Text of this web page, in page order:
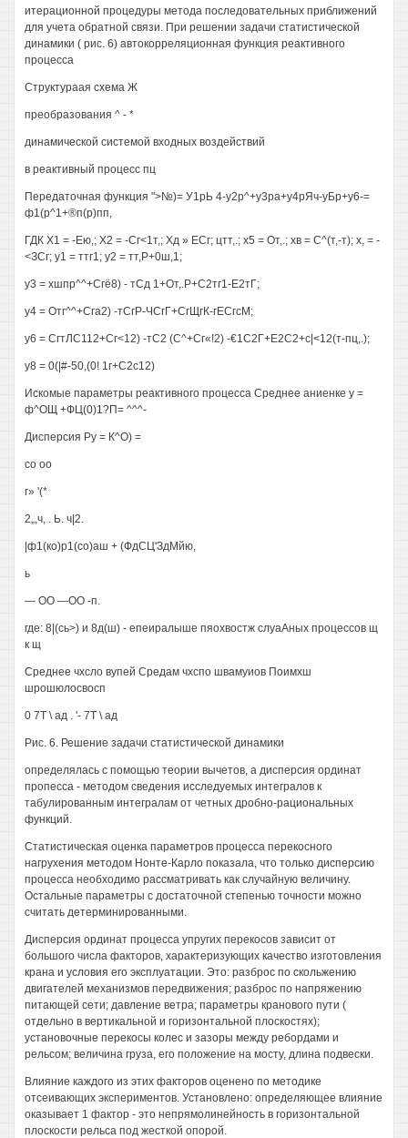
итерационной процедуры метода последовательных приближений
для учета обратной связи. При решении задачи статистической
динамики ( рис. 6) автокорреляционная функция реактивного
процесса
Структураая схема Ж
преобразования ^ - *
динамической системой входных воздействий
в реактивный процесс пц
Передаточная функция ">№)= У1рЬ 4-у2р^+у3ра+у4рЯч-уБр+у6-=
ф1(р^1+®п(р)пп,
ГДК Х1 = -Ею,; Х2 = -Сг<1т,; Хд » ЕСг; цтт,.; х5 = От,.; хв = С^(т,-т); х, = -
<ЗСг; у1 = ттг1; у2 = тт,Р+0ш,1;
у3 = хшпр^^+Сгё8) - тСд 1+От,.Р+С2тг1-Е2тГ;
у4 = Отг^^+Сга2) -тСгР-ЧСгГ+СгЩгК-гЕСгсМ;
у6 = СгтЛС112+Сг<12) -тС2 (С^+Сг«!2) -€1С2Г+Е2С2+с|<12(т-пц,.);
у8 = 0(|#-50,(0! 1г+С2с12)
Искомые параметры реактивного процесса Среднее аниенке у =
ф^ОЩ +ФЦ(0)1?П= ^^^-
Дисперсия Ру = К^О) =
со оо
г» '(*
2„,ч, . Ь. ч|2.
|ф1(ко)р1(со)аш + (ФдСЦ'ЗдМйю,
ь
— ОО —ОО -п.
где: 8|(сь>) и 8д(ш) - епеиралыше пяохвостж слуаАных процессов щ
к щ
Среднее чхсло вупей Средам чхспо швамуиов Поимхш
шрошюлосвосп
0 7Т \ ад . '- 7Т \ ад
Рис. 6. Решение задачи статистической динамики
определялась с помощью теории вычетов, а дисперсия ординат
пропесса - методом сведения исследуемых интегралов к
табулированным интегралам от четных дробно-рациональных
функций.
Статистическая оценка параметров процесса перекосного
нагрухения методом Нонте-Карло показала, что только дисперсию
процесса необходимо рассматривать как случайную величину.
Остальные параметры с достаточной степенью точности можно
считать детерминированными.
Дисперсия ординат процесса упругих перекосов зависит от
большого числа факторов, характеризующих качество изготовления
крана и условия его эксплуатации. Это: разброс по скольжению
двигателей механизмов передвижения; разброс по напряжению
питающей сети; давление ветра; параметры кранового пути (
отдельно в вертикальной и горизонтальной плоскостях);
установочные перекосы колес и зазоры между ребордами и
рельсом; величина груза, его положение на мосту, длина подвески.
Влияние каждого из этих факторов оценено по методике
отсеивающих экспериментов. Установлено: определяющее влияние
оказывает 1 фактор - это непрямолинейность в горизонтальной
плоскости рельса под жесткой опорой.